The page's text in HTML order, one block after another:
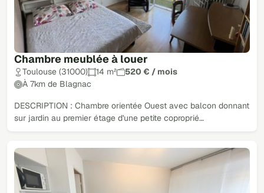
Chambre meublée à louer
Toulouse (31000) 14 m²
520 € / mois
À 7km de Blagnac
DESCRIPTION : Chambre orientée Ouest avec balcon donnant
sur jardin au premier étage d'une petite coproprié…